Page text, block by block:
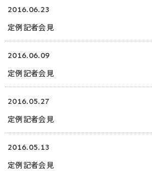
2016.06.23
定例記者会見
2016.06.09
定例記者会見
2016.05.27
定例記者会見
2016.05.13
定例記者会見